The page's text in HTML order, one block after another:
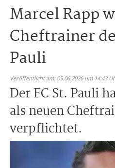
Marcel Rapp
Cheftrainer
Pauli
Veröffentlicht am: 05.06.2026 um 14:43
Der FC St. Pauli
als neuen
verpflichtet.